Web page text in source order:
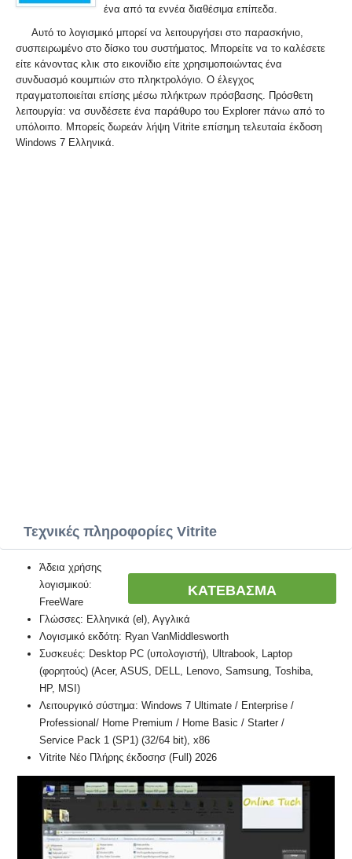
ένα από τα εννέα διαθέσιμα επίπεδα.
Αυτό το λογισμικό μπορεί να λειτουργήσει στο παρασκήνιο,
συσπειρωμένο στο δίσκο του συστήματος. Μπορείτε να το καλέσετε
είτε κάνοντας κλικ στο εικονίδιο είτε χρησιμοποιώντας ένα
συνδυασμό κουμπιών στο πληκτρολόγιο. Ο έλεγχος
πραγματοποιείται επίσης μέσω πλήκτρων πρόσβασης. Πρόσθετη
λειτουργία: να συνδέσετε ένα παράθυρο του Explorer πάνω από το
υπόλοιπο. Μπορείς δωρεάν λήψη Vitrite επίσημη τελευταία έκδοση
Windows 7 Ελληνικά.
Τεχνικές πληροφορίες Vitrite
ΚΑΤΕΒΑΣΜΑ
Άδεια χρήσης
λογισμικού:
FreeWare
Γλώσσες: Ελληνικά (el), Αγγλικά
Λογισμικό εκδότη: Ryan VanMiddlesworth
Συσκευές: Desktop PC (υπολογιστή), Ultrabook, Laptop
(φορητούς) (Acer, ASUS, DELL, Lenovo, Samsung, Toshiba,
HP, MSI)
Λειτουργικό σύστημα: Windows 7 Ultimate / Enterprise /
Professional/ Home Premium / Home Basic / Starter /
Service Pack 1 (SP1) (32/64 bit), x86
Vitrite Νέο Πλήρης έκδοσησ (Full) 2026